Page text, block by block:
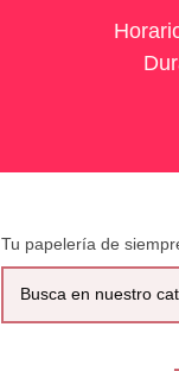
Tu papelería de